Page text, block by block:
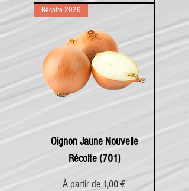
Récolte 2026
Oignon Jaune Nouvelle
Récolte (701)
À partir de 1,00 €
Prix promotionnel